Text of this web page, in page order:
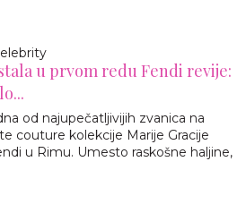
u prvom redu Fendi revije:
od najupečatljivijih zvanica na
couture kolekcije Marije Gracije
u Rimu. Umesto raskošne haljine,